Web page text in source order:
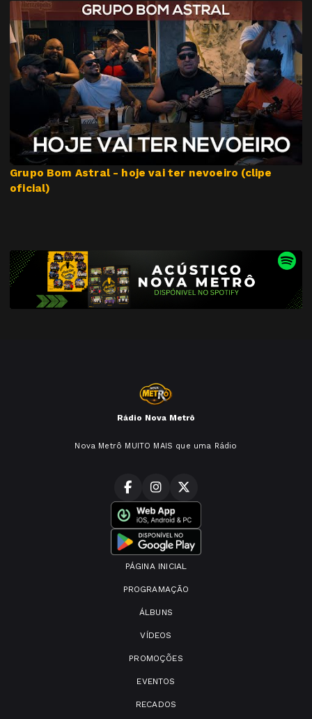
Grupo Bom Astral - hoje vai ter nevoeiro (clipe
oficial)
Rádio Nova Metrô
Nova Metrô MUITO MAIS que uma Rádio
PÁGINA INICIAL
PROGRAMAÇÃO
ÁLBUNS
VÍDEOS
PROMOÇÕES
EVENTOS
RECADOS